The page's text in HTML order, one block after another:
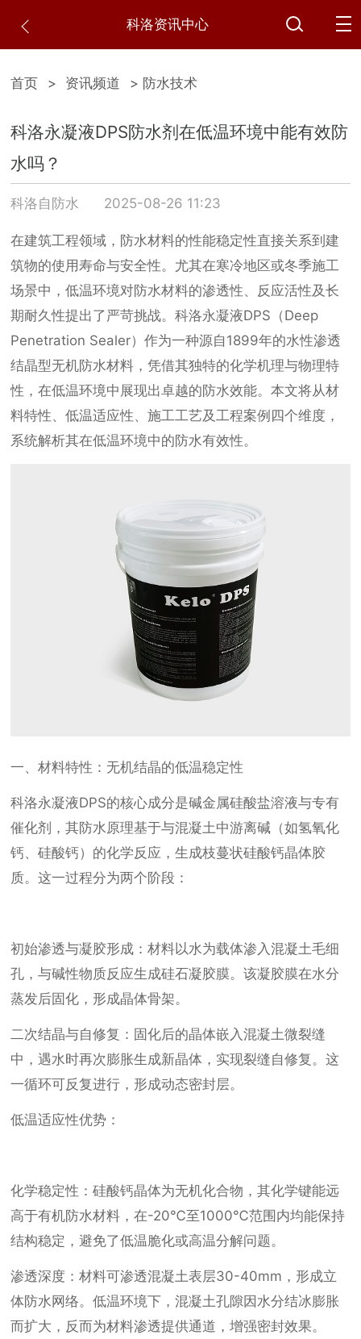
科洛资讯中心
首页 > 资讯频道 > 防水技术
科洛永凝液DPS防水剂在低温环境中能有效防
水吗？
科洛自防水 2025-08-26 11:23
在建筑工程领域，防水材料的性能稳定性直接关系到建
筑物的使用寿命与安全性。尤其在寒冷地区或冬季施工
场景中，低温环境对防水材料的渗透性、反应活性及长
期耐久性提出了严苛挑战。科洛永凝液DPS（Deep
Penetration Sealer）作为一种源自1899年的水性渗透
结晶型无机防水材料，凭借其独特的化学机理与物理特
性，在低温环境中展现出卓越的防水效能。本文将从材
料特性、低温适应性、施工工艺及工程案例四个维度，
系统解析其在低温环境中的防水有效性。
一、材料特性：无机结晶的低温稳定性
科洛永凝液DPS的核心成分是碱金属硅酸盐溶液与专有
催化剂，其防水原理基于与混凝土中游离碱（如氢氧化
钙、硅酸钙）的化学反应，生成枝蔓状硅酸钙晶体胶
质。这一过程分为两个阶段：
初始渗透与凝胶形成：材料以水为载体渗入混凝土毛细
孔，与碱性物质反应生成硅石凝胶膜。该凝胶膜在水分
蒸发后固化，形成晶体骨架。
二次结晶与自修复：固化后的晶体嵌入混凝土微裂缝
中，遇水时再次膨胀生成新晶体，实现裂缝自修复。这
一循环可反复进行，形成动态密封层。
低温适应性优势：
化学稳定性：硅酸钙晶体为无机化合物，其化学键能远
高于有机防水材料，在-20℃至1000℃范围内均能保持
结构稳定，避免了低温脆化或高温分解问题。
渗透深度：材料可渗透混凝土表层30-40mm，形成立
体防水网络。低温环境下，混凝土孔隙因水分结冰膨胀
而扩大，反而为材料渗透提供通道，增强密封效果。